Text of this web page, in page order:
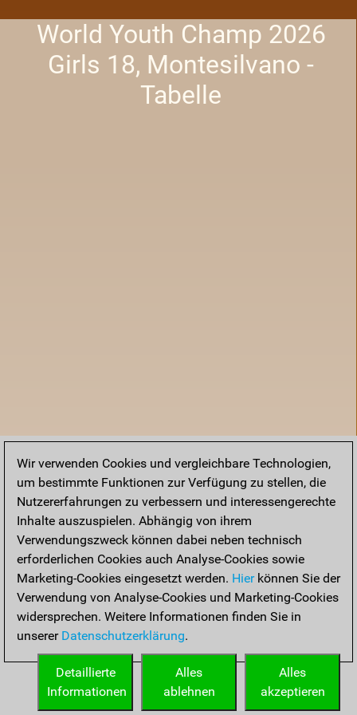
World Youth Champ 2026
Girls 18, Montesilvano -
Tabelle
Startseite
Wir verwenden Cookies und vergleichbare Technologien,
um bestimmte Funktionen zur Verfügung zu stellen, die
Nutzererfahrungen zu verbessern und interessengerechte
Inhalte auszuspielen. Abhängig von ihrem
Verwendungszweck können dabei neben technisch
erforderlichen Cookies auch Analyse-Cookies sowie
Marketing-Cookies eingesetzt werden. Hierkönnen Sie der
Verwendung von Analyse-Cookies und Marketing-Cookies
widersprechen. Weitere Informationen finden Sie in
unserer Datenschutzerklärung.
Alles
akzeptieren
Alles
ablehnen
Detaillierte
Informationen